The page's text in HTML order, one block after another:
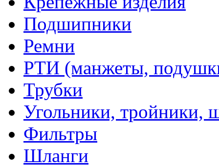
Подшипники
Ремни
РТИ (манжеты,
Трубки
Угольники, тройники,
Фильтры
Шланги